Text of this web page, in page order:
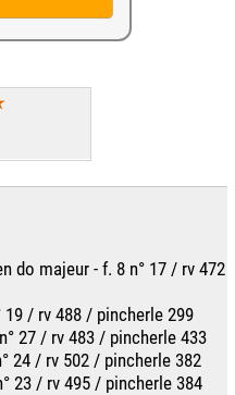
do majeur - f. 8 n° 17 / rv 472
/ rv 488 / pincherle 299
27 / rv 483 / pincherle 433
24 / rv 502 / pincherle 382
23 / rv 495 / pincherle 384